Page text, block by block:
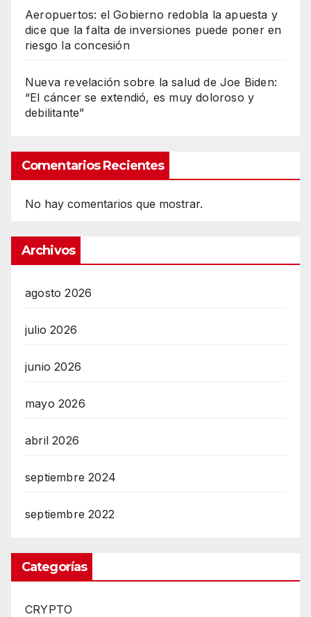
Aeropuertos: el Gobierno redobla la apuesta y
dice que la falta de inversiones puede poner en
riesgo la concesión
Nueva revelación sobre la salud de Joe Biden:
“El cáncer se extendió, es muy doloroso y
debilitante”
Comentarios Recientes
No hay comentarios que mostrar.
Archivos
agosto 2026
julio 2026
junio 2026
mayo 2026
abril 2026
septiembre 2024
septiembre 2022
Categorías
CRYPTO